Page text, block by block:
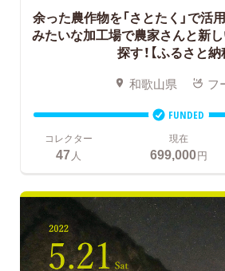
余った農作物を「さとたく」で活
みたいな加工場で農家さんと新
探す！【ふるさと納
和歌山県 フ
FUNDED
コレクター
47人
現在
699,000円